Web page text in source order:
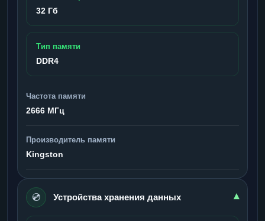
32 Гб
Тип памяти
DDR4
Частота памяти
2666 МГц
Производитель памяти
Kingston
💿 Устройства хранения данных ▾